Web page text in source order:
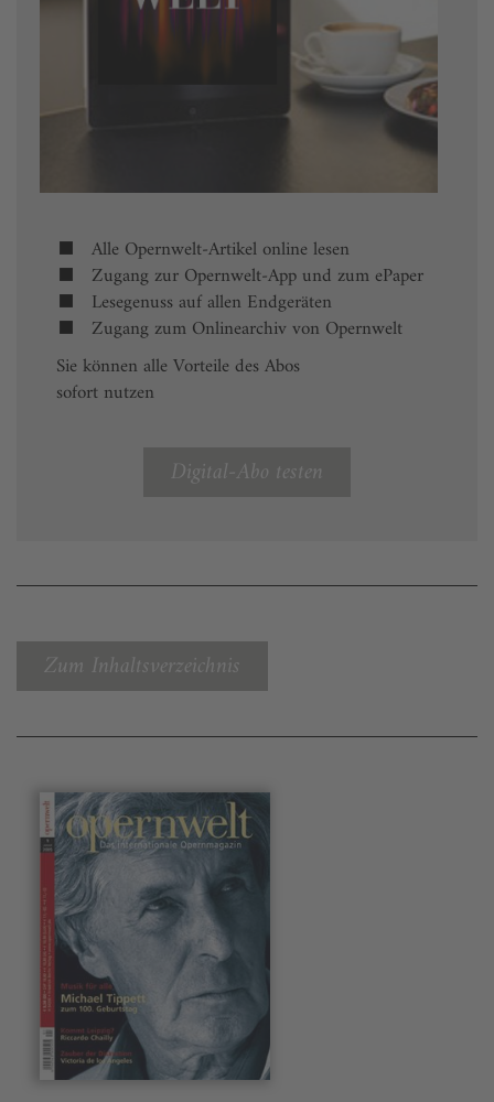
Alle Opernwelt-Artikel online lesen
Zugang zur Opernwelt-App und zum ePaper
Lesegenuss auf allen Endgeräten
Zugang zum Onlinearchiv von Opernwelt
Sie können alle Vorteile des Abos
sofort nutzen
Digital-Abo testen
Zum Inhaltsverzeichnis